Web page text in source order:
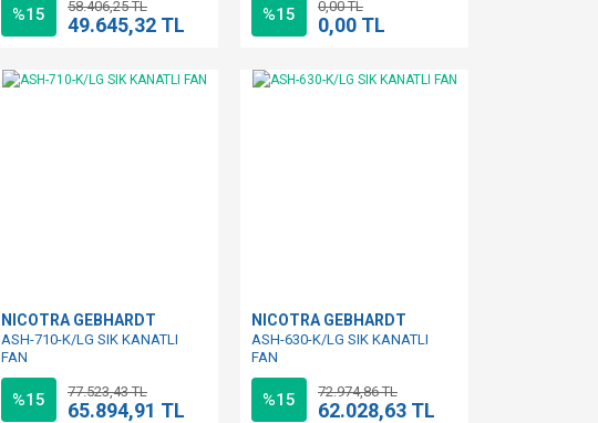
%15 58.406,25 TL
49.645,32 TL %15 0,00 TL
0,00 TL
NICOTRA GEBHARDT
ASH-710-K/LG SIK KANATLI
FAN
%15 77.523,43 TL
65.894,91 TL
NICOTRA GEBHARDT
ASH-630-K/LG SIK KANATLI
FAN
%15 72.974,86 TL
62.028,63 TL